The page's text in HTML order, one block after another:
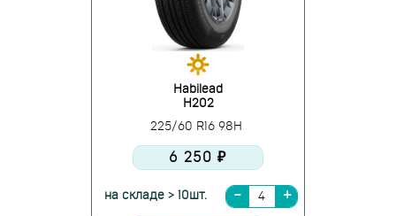
Habilead
H202
225/60 R16 98H
6 250 ₽
на складе > 10шт.